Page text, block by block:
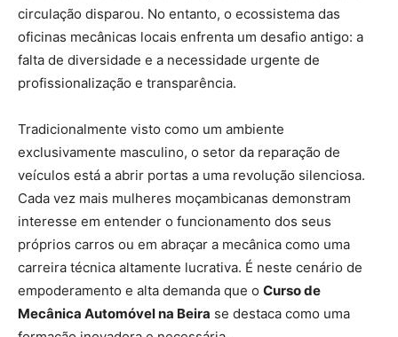
circulação disparou. No entanto, o ecossistema das
oficinas mecânicas locais enfrenta um desafio antigo: a
falta de diversidade e a necessidade urgente de
profissionalização e transparência.
Tradicionalmente visto como um ambiente
exclusivamente masculino, o setor da reparação de
veículos está a abrir portas a uma revolução silenciosa.
Cada vez mais mulheres moçambicanas demonstram
interesse em entender o funcionamento dos seus
próprios carros ou em abraçar a mecânica como uma
carreira técnica altamente lucrativa. É neste cenário de
empoderamento e alta demanda que o Curso de
Mecânica Automóvel na Beira se destaca como uma